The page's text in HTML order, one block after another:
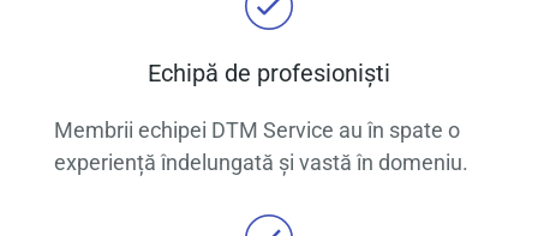
Echipă de profesioniști
Membrii echipei DTM Service au în spate o
experiență îndelungată și vastă în domeniu.